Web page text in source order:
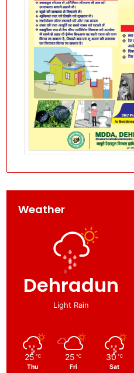
Weather
Dehradun
Light Rain
25 ℃
Thu
25 ℃
Fri
30 ℃
Sat